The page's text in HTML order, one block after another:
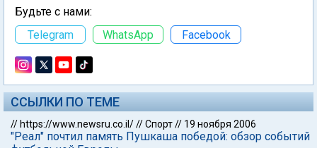
Будьте с нами:
Telegram
WhatsApp Facebook
ССЫЛКИ ПО ТЕМЕ
// https://www.newsru.co.il///Спорт// 19 ноября 2006
"Реал" почтил память Пушкаша победой: обзор событий